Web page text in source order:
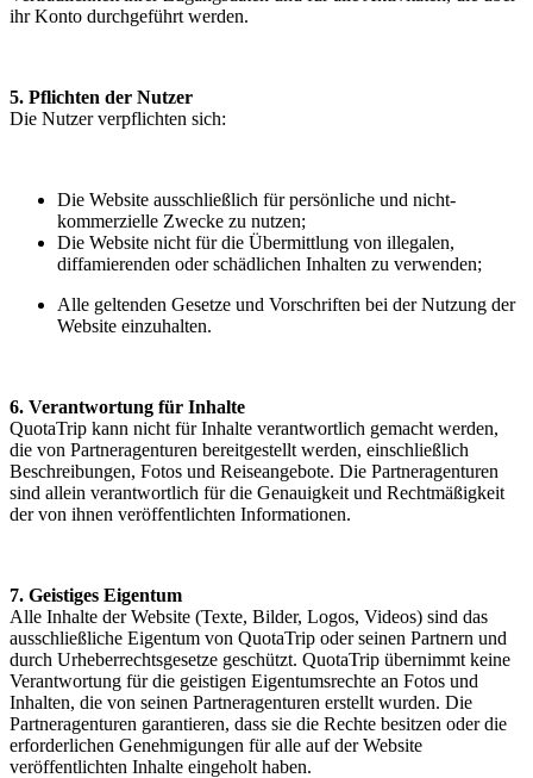
ihr Konto durchgeführt werden.
5. Pflichten der Nutzer
Die Nutzer verpflichten sich:
Die Website ausschließlich für persönliche und nicht-
kommerzielle Zwecke zu nutzen;
Die Website nicht für die Übermittlung von illegalen,
diffamierenden oder schädlichen Inhalten zu verwenden;
Alle geltenden Gesetze und Vorschriften bei der Nutzung der
Website einzuhalten.
6. Verantwortung für Inhalte
QuotaTrip kann nicht für Inhalte verantwortlich gemacht werden,
die von Partneragenturen bereitgestellt werden, einschließlich
Beschreibungen, Fotos und Reiseangebote. Die Partneragenturen
sind allein verantwortlich für die Genauigkeit und Rechtmäßigkeit
der von ihnen veröffentlichten Informationen.
7. Geistiges Eigentum
Alle Inhalte der Website (Texte, Bilder, Logos, Videos) sind das
ausschließliche Eigentum von QuotaTrip oder seinen Partnern und
durch Urheberrechtsgesetze geschützt. QuotaTrip übernimmt keine
Verantwortung für die geistigen Eigentumsrechte an Fotos und
Inhalten, die von seinen Partneragenturen erstellt wurden. Die
Partneragenturen garantieren, dass sie die Rechte besitzen oder die
erforderlichen Genehmigungen für alle auf der Website
veröffentlichten Inhalte eingeholt haben.